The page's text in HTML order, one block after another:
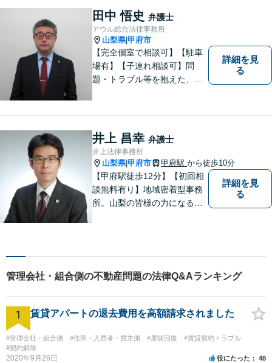
の作成や相続人の紛争解決ま
で幅広く対応できます【初回
面談無料】
田中 悟史 弁護士
アウル総合法律事務所
山梨県|甲府市
【完全個室で相談可】【駐車
場有】【子連れ相談可】問
題・トラブル等を抱えた、ま
談ください。 法的な観点から
分析し、解決に向けてどのよ
うな方法・手段を取ることが
良いのか等を助言させていた
だきます。
詳細を見
る
井上 昌幸 弁護士
井上法律事務所
山梨県|甲府市 甲府駅 から徒歩10分
【甲府駅徒歩12分】【初回相
談無料有り】地域密着型事務
所。山梨の皆様の力になるべ
なんでもご相談ください。将
来を見据えた適切なソリュー
ションをご提案いたします。
詳細を見
る
管理会社・組合側の不動産問題の法律Q&Aランキング
1 賃貸アパートの退去費用を高額請求されました
#管理会社・組合側 #住民・入居者・買主側 #原状回復
#賃貸契約トラブル
#契約解除
2020年9月26日 役にたった 48